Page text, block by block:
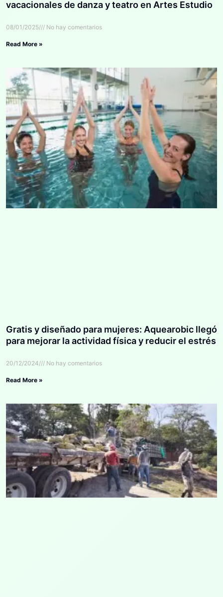
vacacionales de danza y teatro en Artes Estudio
08/01/2025 No hay comentarios
Read More »
Gratis y diseñado para mujeres: Aquearobic llegó
para mejorar la actividad física y reducir el estrés
20/12/2024 No hay comentarios
Read More »